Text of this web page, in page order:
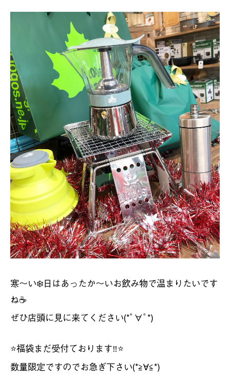
寒〜い❄️日はあったか〜いお飲み物で温まりたいです
ね☕️
ぜひ店頭に見に来てください(*ﾟ∀ﾟ*)
⭐️福袋まだ受付ております‼︎⭐️
数量限定ですのでお急ぎ下さい(*≧∀≦*)